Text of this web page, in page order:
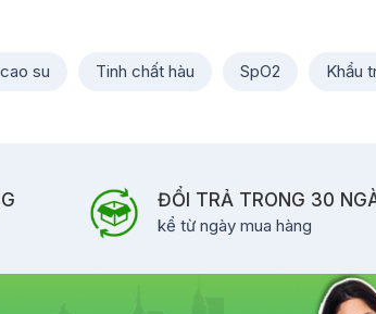
su Tinh chất hàu SpO2 Khẩu
ĐỔI TRẢ TRONG 30
kể từ ngày mua hàng